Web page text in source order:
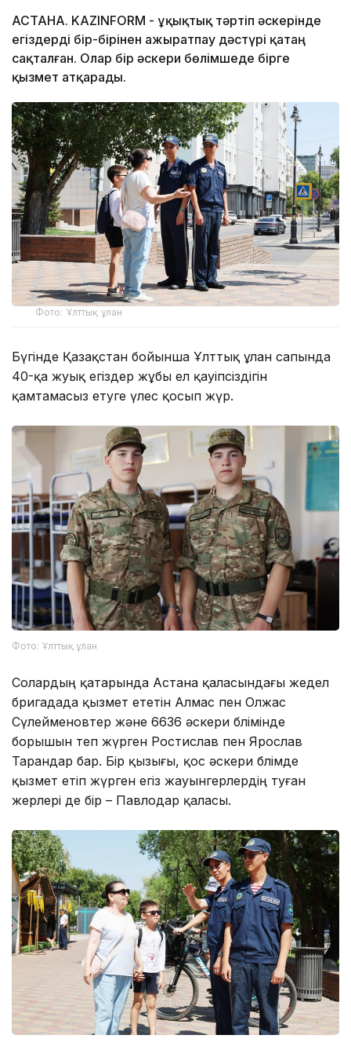
АСТАНА. KAZINFORM - Құқықтық тәртіп әскерінде
егіздерді бір-бірінен ажыратпау дәстүрі қатаң
сақталған. Олар бір әскери бөлімшеде бірге
қызмет атқарады.
Фото: Ұлттық ұлан
Бүгінде Қазақстан бойынша Ұлттық ұлан сапында
40-қа жуық егіздер жұбы ел қауіпсіздігін
қамтамасыз етуге үлес қосып жүр.
Фото: Ұлттық ұлан
Солардың қатарында Астана қаласындағы жедел
бригадада қызмет ететін Алмас пен Олжас
Сүлейменовтер және 6636 әскери бөлімінде
борышын өтеп жүрген Ростислав пен Ярослав
Тарандар бар. Бір қызығы, қос әскери бөлімде
қызмет етіп жүрген егіз жауынгерлердің туған
жерлері де бір – Павлодар қаласы.